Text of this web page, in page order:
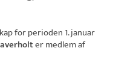
for perioden 1. januar
er medlem af